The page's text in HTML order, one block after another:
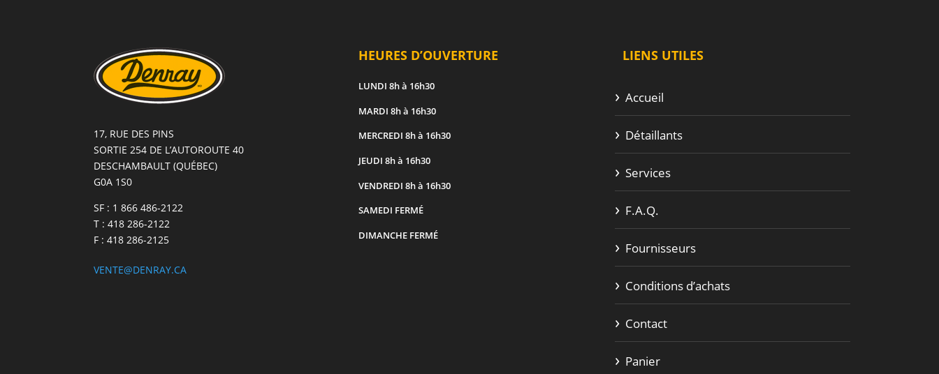
17, RUE DES PINS
SORTIE 254 DE L’AUTOROUTE 40
DESCHAMBAULT (QUÉBEC)
G0A 1S0
SF : 1 866 486-2122
T : 418 286-2122
F : 418 286-2125
VENTE@DENRAY.CA
HEURES D’OUVERTURE
LUNDI 8h à 16h30
MARDI 8h à 16h30
MERCREDI 8h à 16h30
JEUDI 8h à 16h30
VENDREDI 8h à 16h30
SAMEDI FERMÉ
DIMANCHE FERMÉ
LIENS UTILES
Accueil
Détaillants
Services
F.A.Q.
Fournisseurs
Conditions d’achats
Contact
Panier